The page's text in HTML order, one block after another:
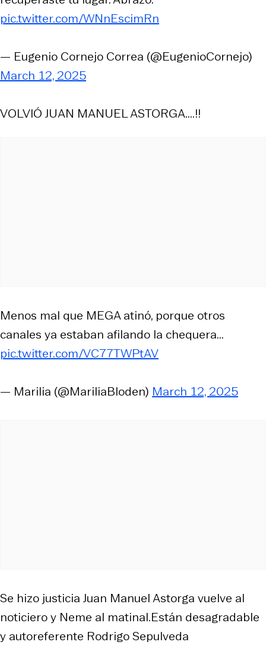
pic.twitter.com/WNnEscimRn
— Eugenio Cornejo Correa (@EugenioCornejo)
March 12, 2025
VOLVIÓ JUAN MANUEL ASTORGA....!!
Menos mal que MEGA atinó, porque otros
canales ya estaban afilando la chequera...
pic.twitter.com/VC77TWPtAV
— Marilia (@MariliaBloden) March 12, 2025
Se hizo justicia Juan Manuel Astorga vuelve al
noticiero y Neme al matinal.Están desagradable
y autoreferente Rodrigo Sepulveda